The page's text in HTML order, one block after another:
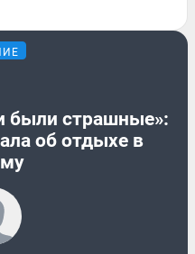
были страшные»:
об отдыхе в